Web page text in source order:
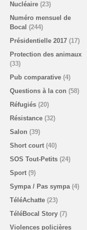
Nucléaire (23)
Numéro mensuel de
Bocal (244)
Présidentielle 2017 (17)
Protection des animaux
(33)
Pub comparative (4)
Questions à la con (58)
Réfugiés (20)
Résistance (32)
Salon (39)
Short court (40)
SOS Tout-Petits (24)
Sport (9)
Sympa / Pas sympa (4)
TéléAchatte (23)
TéléBocal Story (7)
Violences policières